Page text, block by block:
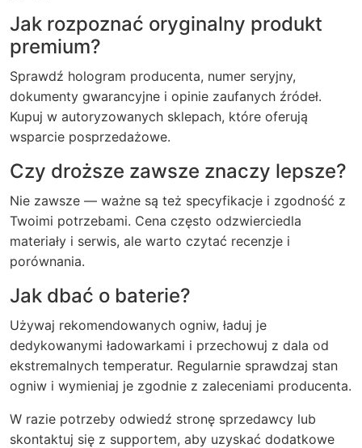
Jak rozpoznać oryginalny produkt
premium?
Sprawdź hologram producenta, numer seryjny,
dokumenty gwarancyjne i opinie zaufanych źródeł.
Kupuj w autoryzowanych sklepach, które oferują
wsparcie posprzedażowe.
Czy droższe zawsze znaczy lepsze?
Nie zawsze — ważne są też specyfikacje i zgodność z
Twoimi potrzebami. Cena często odzwierciedla
materiały i serwis, ale warto czytać recenzje i
porównania.
Jak dbać o baterie?
Używaj rekomendowanych ogniw, ładuj je
dedykowanymi ładowarkami i przechowuj z dala od
ekstremalnych temperatur. Regularnie sprawdzaj stan
ogniw i wymieniaj je zgodnie z zaleceniami producenta.
W razie potrzeby odwiedź stronę sprzedawcy lub
skontaktuj się z supportem, aby uzyskać dodatkowe